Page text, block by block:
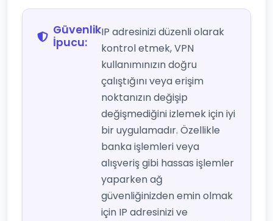
Güvenlik
İpucu:
IP adresinizi düzenli olarak
kontrol etmek, VPN
kullanımınızın doğru
çalıştığını veya erişim
noktanızın değişip
değişmediğini izlemek için iyi
bir uygulamadır. Özellikle
banka işlemleri veya
alışveriş gibi hassas işlemler
yaparken ağ
güvenliğinizden emin olmak
için IP adresinizi ve